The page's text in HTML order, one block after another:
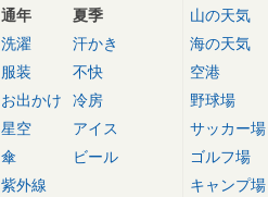
通年
洗濯
服装
お出かけ
星空
傘
紫外線
夏季
汗かき
不快
冷房
アイス
ビール
山の天気
海の天気
空港
野球場
サッカー場
ゴルフ場
キャンプ場